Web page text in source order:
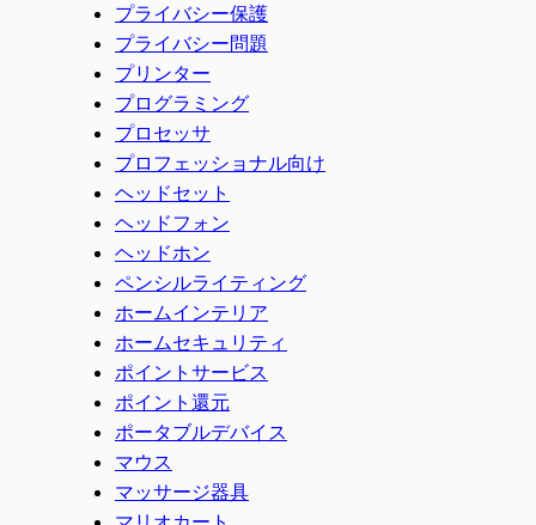
プライバシー保護
プライバシー問題
プリンター
プログラミング
プロセッサ
プロフェッショナル向け
ヘッドセット
ヘッドフォン
ヘッドホン
ペンシルライティング
ホームインテリア
ホームセキュリティ
ポイントサービス
ポイント還元
ポータブルデバイス
マウス
マッサージ器具